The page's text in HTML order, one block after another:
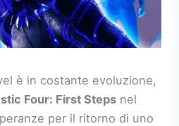
è in costante evoluzione,
Four: First Steps nel
per il ritorno di uno